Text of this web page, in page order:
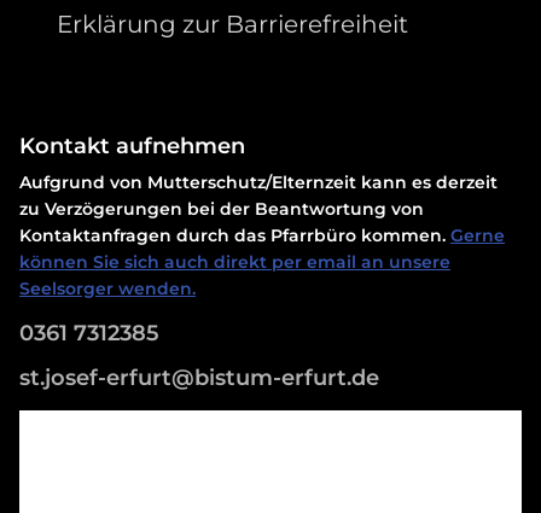
Erklärung zur Barrierefreiheit
Kontakt aufnehmen
Aufgrund von Mutterschutz/Elternzeit kann es derzeit
zu Verzögerungen bei der Beantwortung von
Kontaktanfragen durch das Pfarrbüro kommen. Gerne
können Sie sich auch direkt per email an unsere
Seelsorger wenden.
0361 7312385
st.josef-erfurt@bistum-erfurt.de